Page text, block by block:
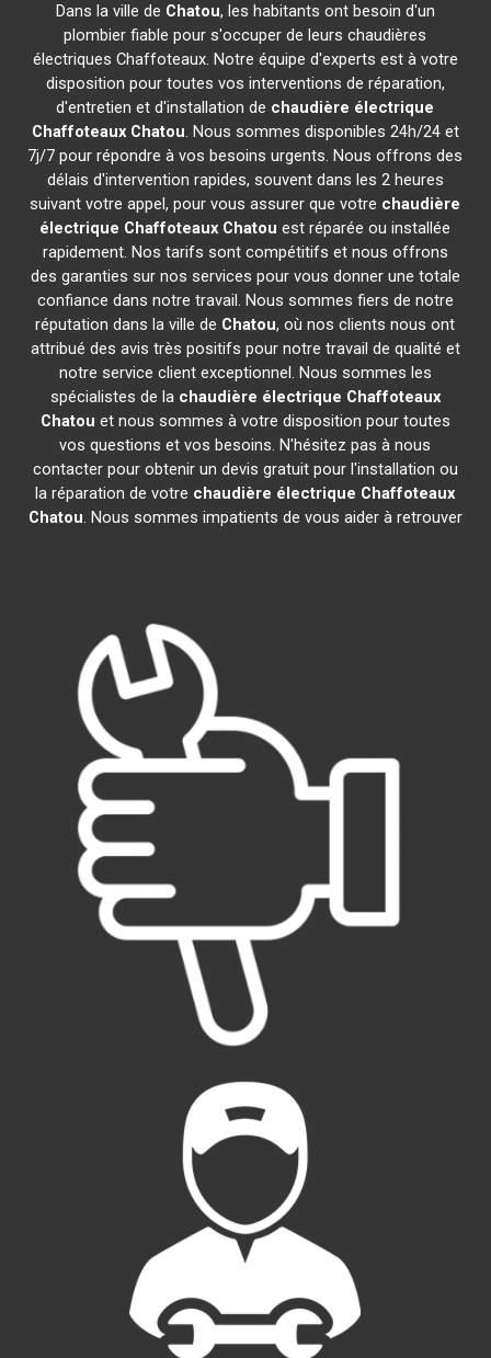
Dans la ville de Chatou, les habitants ont besoin d'un
plombier fiable pour s'occuper de leurs chaudières
électriques Chaffoteaux. Notre équipe d'experts est à votre
disposition pour toutes vos interventions de réparation,
d'entretien et d'installation de chaudière électrique
Chaffoteaux Chatou. Nous sommes disponibles 24h/24 et
7j/7 pour répondre à vos besoins urgents. Nous offrons des
délais d'intervention rapides, souvent dans les 2 heures
suivant votre appel, pour vous assurer que votre chaudière
électrique Chaffoteaux Chatou est réparée ou installée
rapidement. Nos tarifs sont compétitifs et nous offrons
des garanties sur nos services pour vous donner une totale
confiance dans notre travail. Nous sommes fiers de notre
réputation dans la ville de Chatou, où nos clients nous ont
attribué des avis très positifs pour notre travail de qualité et
notre service client exceptionnel. Nous sommes les
spécialistes de la chaudière électrique Chaffoteaux
Chatou et nous sommes à votre disposition pour toutes
vos questions et vos besoins. N'hésitez pas à nous
contacter pour obtenir un devis gratuit pour l'installation ou
la réparation de votre chaudière électrique Chaffoteaux
Chatou. Nous sommes impatients de vous aider à retrouver